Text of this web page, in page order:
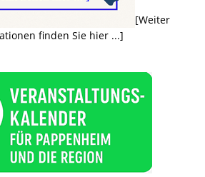
[Weiter
finden Sie hier ...]